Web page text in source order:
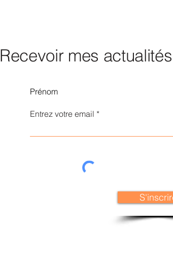
Recevoir mes actualités
Entrez votre email